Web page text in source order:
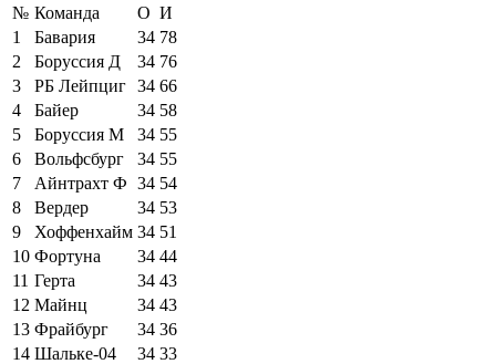
№ Команда О И
1
Бавария 34 78
2
Боруссия Д 34 76
3
РБ Лейпциг 34 66
4
Байер 34 58
5
Боруссия М 34 55
6
Вольфсбург 34 55
7
Айнтрахт Ф 34 54
8
Вердер 34 53
9
Хоффенхайм 34 51
10 Фортуна 34 44
11 Герта 34 43
12 Майнц 34 43
13 Фрайбург 34 36
14 Шальке-04 34 33